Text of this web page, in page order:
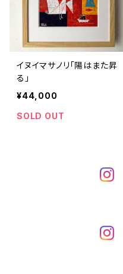
イヌイマサノリ「陽はまた昇
る」
¥44,000
SOLD OUT